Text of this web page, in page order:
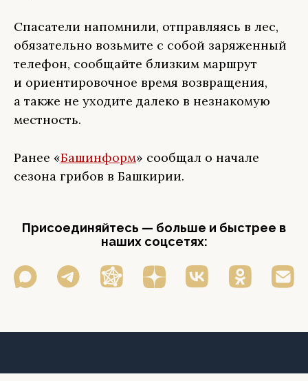
Спасатели напомнили, отправляясь в лес,
обязательно возьмите с собой заряженный
телефон, сообщайте близким маршрут
и ориентировочное время возвращения,
а также не уходите далеко в незнакомую
местность.
Ранее «Башинформ» сообщал о начале
сезона грибов в Башкирии.
Присоединяйтесь — больше и быстрее в
наших соцсетях: